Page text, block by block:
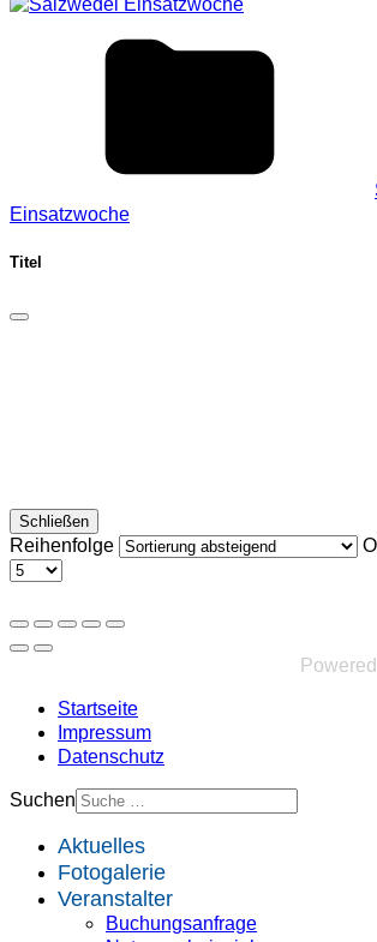
Einsatzwoche
Titel
Schließen
Reihenfolge
Startseite
Impressum
Datenschutz
Suchen
Aktuelles
Fotogalerie
Veranstalter
Buchungsanfrage